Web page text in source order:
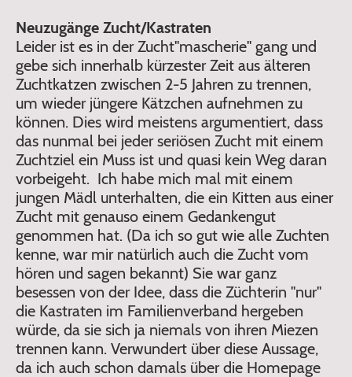
Neuzugänge Zucht/Kastraten
Leider ist es in der Zucht"mascherie" gang und
gebe sich innerhalb kürzester Zeit aus älteren
Zuchtkatzen zwischen 2-5 Jahren zu trennen,
um wieder jüngere Kätzchen aufnehmen zu
können. Dies wird meistens argumentiert, dass
das nunmal bei jeder seriösen Zucht mit einem
Zuchtziel ein Muss ist und quasi kein Weg daran
vorbeigeht. Ich habe mich mal mit einem
jungen Mädl unterhalten, die ein Kitten aus einer
Zucht mit genauso einem Gedankengut
genommen hat. (Da ich so gut wie alle Zuchten
kenne, war mir natürlich auch die Zucht vom
hören und sagen bekannt) Sie war ganz
besessen von der Idee, dass die Züchterin "nur"
die Kastraten im Familienverband hergeben
würde, da sie sich ja niemals von ihren Miezen
trennen kann. Verwundert über diese Aussage,
da ich auch schon damals über die Homepage